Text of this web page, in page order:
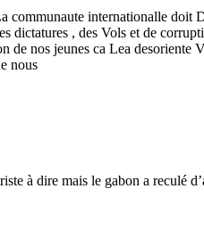
communaute internationalle
, des Vols et de
de nos jeunes ca Lea
nous
à dire mais le gabon a reculé